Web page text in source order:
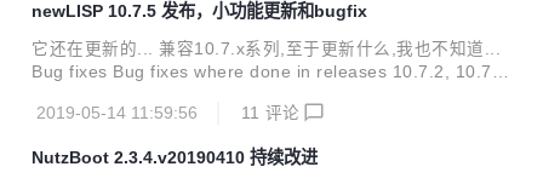
xiaoxiaoxin * add: hmacSHA256方法 by howe * fix: Mirror
处理特殊枚举类时,没有正确判断枚举类型 * fix: 登出的时候, s
e...
newLISP 10.7.5 发布，小功能更新和bugfix
它还在更新的... 兼容10.7.x系列,至于更新什么,我也不知道...
Bug fixes Bug fixes where done in releases 10.7.2, 10.7.
er with other funtions like read, seek and search, file posit
6 encoded filenames on MS Window...
2019-05-14 11:59:56 11 评论
NutzBoot 2.3.4.v20190410 持续改进